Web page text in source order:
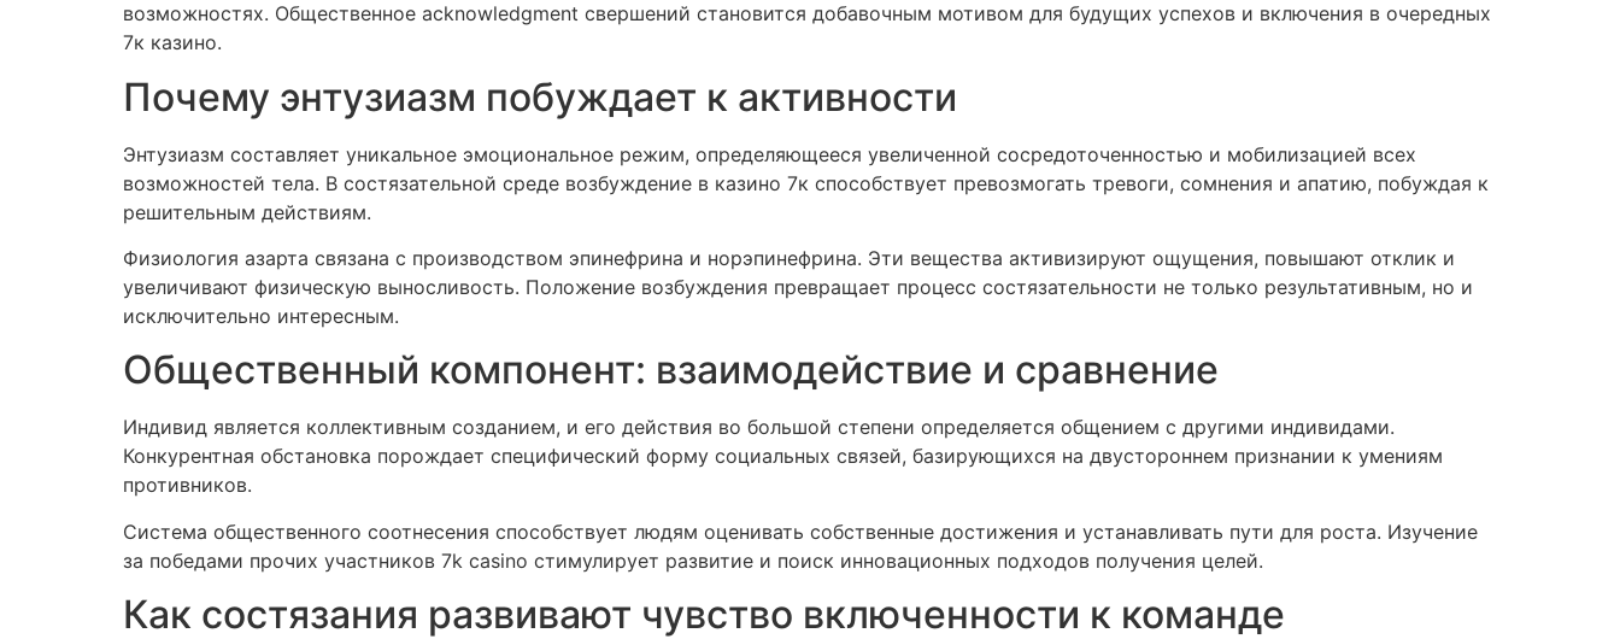
возможностях. Общественное acknowledgment свершений становится добавочным мотивом для будущих успехов и включения в очередных
7к казино.
Почему энтузиазм побуждает к активности
Энтузиазм составляет уникальное эмоциональное режим, определяющееся увеличенной сосредоточенностью и мобилизацией всех
возможностей тела. В состязательной среде возбуждение в казино 7к способствует превозмогать тревоги, сомнения и апатию, побуждая к
решительным действиям.
Физиология азарта связана с производством эпинефрина и норэпинефрина. Эти вещества активизируют ощущения, повышают отклик и
увеличивают физическую выносливость. Положение возбуждения превращает процесс состязательности не только результативным, но и
исключительно интересным.
Общественный компонент: взаимодействие и сравнение
Индивид является коллективным созданием, и его действия во большой степени определяется общением с другими индивидами.
Конкурентная обстановка порождает специфический форму социальных связей, базирующихся на двустороннем признании к умениям
противников.
Система общественного соотнесения способствует людям оценивать собственные достижения и устанавливать пути для роста. Изучение
за победами прочих участников 7k casino стимулирует развитие и поиск инновационных подходов получения целей.
Как состязания развивают чувство включенности к команде